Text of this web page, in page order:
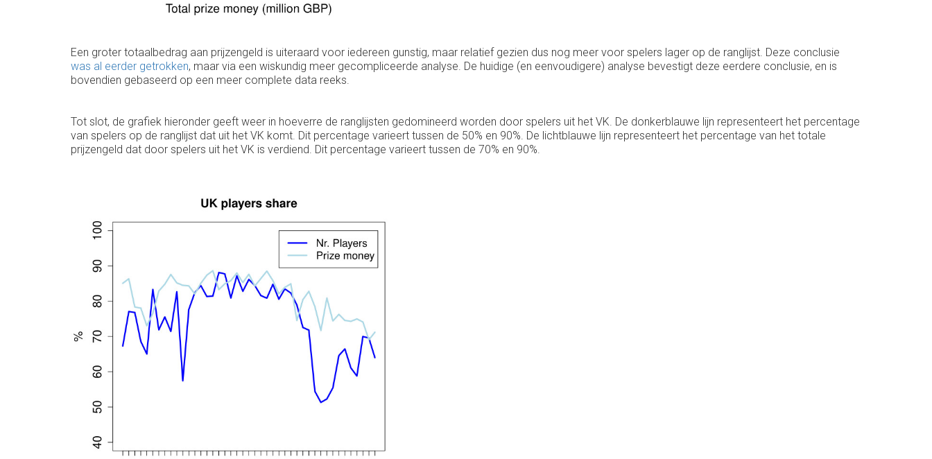
Een groter totaalbedrag aan prijzengeld is uiteraard voor iedereen gunstig, maar relatief gezien dus nog meer voor spelers lager op de ranglijst. Deze conclusie
was al eerder getrokken, maar via een wiskundig meer gecompliceerde analyse. De huidige (en eenvoudigere) analyse bevestigt deze eerdere conclusie, en is
bovendien gebaseerd op een meer complete data reeks.
Tot slot, de grafiek hieronder geeft weer in hoeverre de ranglijsten gedomineerd worden door spelers uit het VK. De donkerblauwe lijn representeert het percentage
van spelers op de ranglijst dat uit het VK komt. Dit percentage varieert tussen de 50% en 90%. De lichtblauwe lijn representeert het percentage van het totale
prijzengeld dat door spelers uit het VK is verdiend. Dit percentage varieert tussen de 70% en 90%.